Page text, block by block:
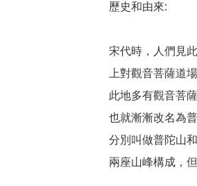
歷史和由來:
宋代時，人們見
上對觀音菩薩道
此地多有觀音菩
也就漸漸改名為
分別叫做普陀山
兩座山峰構成，